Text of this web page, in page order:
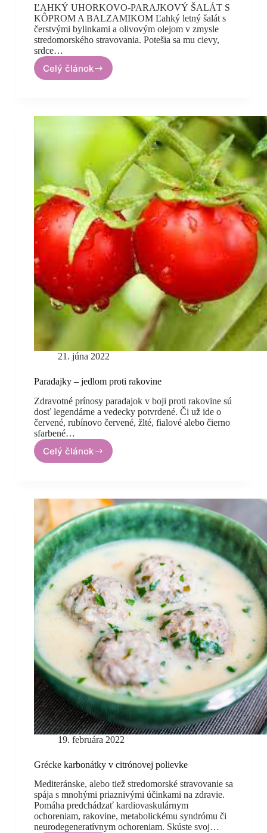
ĽAHKÝ UHORKOVO-PARAJKOVÝ ŠALÁT S
KÔPROM A BALZAMIKOM Ľahký letný šalát s
čerstvými bylinkami a olivovým olejom v zmysle
stredomorského stravovania. Potešia sa mu cievy,
srdce…
Celý článok
Ľahký
kôprom
balsamikom
21. júna 2022
Paradajky – jedlom proti rakovine
Zdravotné prínosy paradajok v boji proti rakovine sú
dosť legendárne a vedecky potvrdené. Či už ide o
červené, rubínovo červené, žlté, fialové alebo čierno
sfarbené…
Celý článokParadajky
rakovine
19. februára 2022
Grécke karbonátky v citrónovej polievke
Mediteránske, alebo tiež stredomorské stravovanie sa
spája s mnohými priaznivými účinkami na zdravie.
Pomáha predchádzať kardiovaskulárnym
ochoreniam, rakovine, metabolickému syndrómu či
neurodegeneratívnym ochoreniam. Skúste svoj…